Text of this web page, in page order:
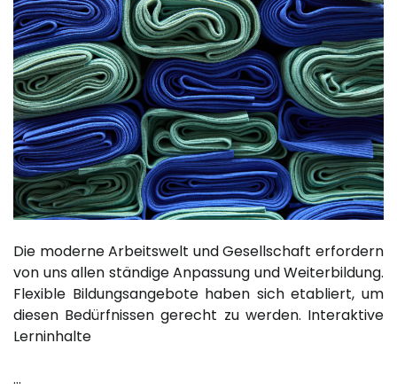
Die moderne Arbeitswelt und Gesellschaft erfordern
von uns allen ständige Anpassung und Weiterbildung.
Flexible Bildungsangebote haben sich etabliert, um
diesen Bedürfnissen gerecht zu werden. Interaktive
Lerninhalte
…